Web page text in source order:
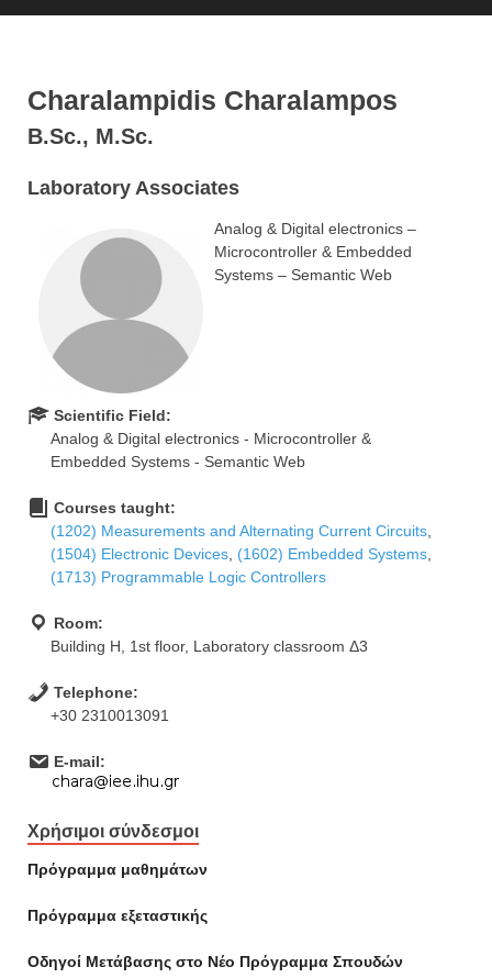
Charalampidis Charalampos
B.Sc., M.Sc.
Laboratory Associates
Analog & Digital electronics –
Microcontroller & Embedded
Systems – Semantic Web
Scientific Field:
Analog & Digital electronics - Microcontroller &
Embedded Systems - Semantic Web
Courses taught:
(1202) Measurements and Alternating Current Circuits
(1504) Electronic Devices (1602) Embedded Systems
(1713) Programmable Logic Controllers
Room:
Building H, 1st floor, Laboratory classroom Δ3
Telephone:
+30 2310013091
E-mail:
Χρήσιμοι σύνδεσμοι
Πρόγραμμα μαθημάτων
Πρόγραμμα εξεταστικής
Οδηγοί Mετάβασης στο Νέο Πρόγραμμα Σπουδών